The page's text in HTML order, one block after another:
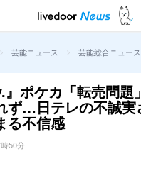
> 芸能ニュース > 芸能総合ニュース
』ポケカ「転売問
ず…日テレの不誠実
る不信感
50分